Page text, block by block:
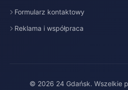
Formularz kontaktowy
Reklama i współpraca
© 2026 24 Gdańsk. Wszelkie